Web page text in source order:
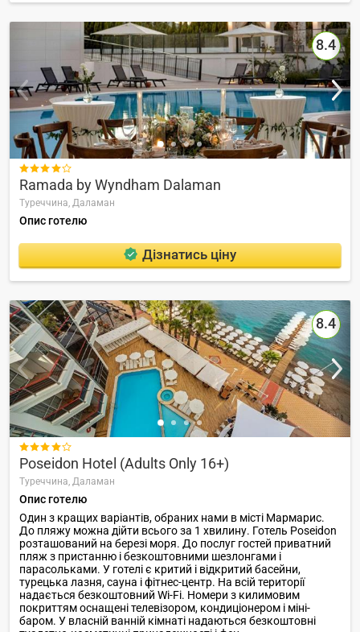
8.4

Ramada by Wyndham Dalaman
Туреччина, Даламан
Опис готелю
Дізнатись ціну
8.4

Poseidon Hotel (Adults Only 16+)
Туреччина, Даламан
Опис готелю
Один з кращих варіантів, обраних нами в місті Мармарис.
До пляжу можна дійти всього за 1 хвилину. Готель Poseidon
розташований на березі моря. До послуг гостей приватний
пляж з пристанню і безкоштовними шезлонгами і
парасольками. У готелі є критий і відкритий басейни,
турецька лазня, сауна і фітнес-центр. На всій території
надається безкоштовний Wi-Fi. Номери з килимовим
покриттям оснащені телевізором, кондиціонером і міні-
баром. У власній ванній кімнаті надаються безкоштовні